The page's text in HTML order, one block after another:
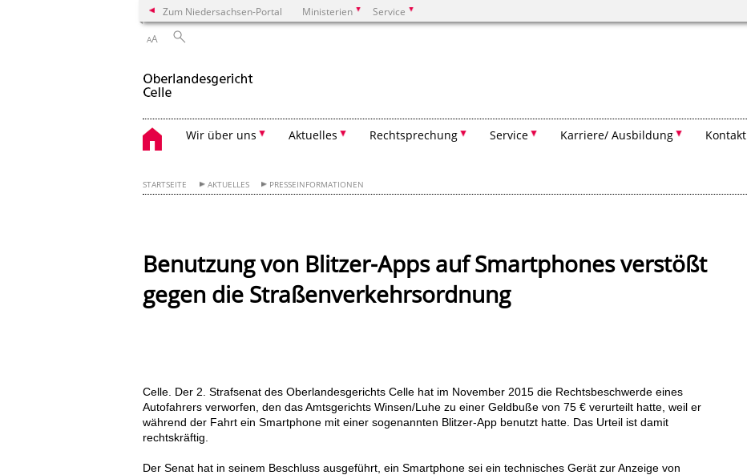
Zum Niedersachsen-Portal Ministerien Service
AA
Wir über uns Aktuelles Rechtsprechung Service Karriere/ Ausbildung Kontakt
STARTSEITE AKTUELLES PRESSEINFORMATIONEN
Benutzung von Blitzer-Apps auf Smartphones verstößt
gegen die Straßenverkehrsordnung
Celle. Der 2. Strafsenat des Oberlandesgerichts Celle hat im November 2015 die Rechtsbeschwerde eines
Autofahrers verworfen, den das Amtsgerichts Winsen/Luhe zu einer Geldbuße von 75 € verurteilt hatte, weil er
während der Fahrt ein Smartphone mit einer sogenannten Blitzer-App benutzt hatte. Das Urteil ist damit
rechtskräftig.
Der Senat hat in seinem Beschluss ausgeführt, ein Smartphone sei ein technisches Gerät zur Anzeige von